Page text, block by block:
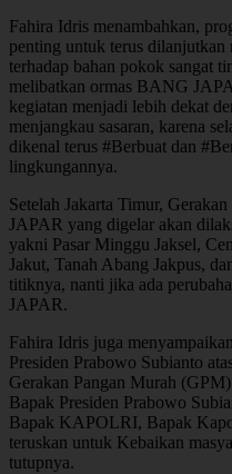
Fahira Idris menambahkan,
penting untuk terus dilanjutkan
terhadap bahan pokok sangat
melibatkan ormas BANG
kegiatan menjadi lebih dekat
menjangkau sasaran, karena
dikenal terus #Berbuat dan
lingkungannya.
Setelah Jakarta Timur,
JAPAR yang digelar akan
yakni Pasar Minggu Jaksel,
Jakut, Tanah Abang Jakpus,
titiknya, nanti jika ada
JAPAR.
Fahira Idris juga
Presiden Prabowo Subianto
Gerakan Pangan Murah
Bapak Presiden Prabowo
Bapak KAPOLRI, Bapak
teruskan untuk Kebaikan
tutupnya.